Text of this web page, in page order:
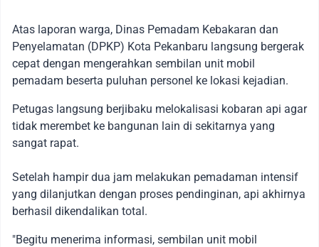
Atas laporan warga, Dinas Pemadam Kebakaran dan
Penyelamatan (DPKP) Kota Pekanbaru langsung bergerak
cepat dengan mengerahkan sembilan unit mobil
pemadam beserta puluhan personel ke lokasi kejadian.
Petugas langsung berjibaku melokalisasi kobaran api agar
tidak merembet ke bangunan lain di sekitarnya yang
sangat rapat.
Setelah hampir dua jam melakukan pemadaman intensif
yang dilanjutkan dengan proses pendinginan, api akhirnya
berhasil dikendalikan total.
​"Begitu menerima informasi, sembilan unit mobil